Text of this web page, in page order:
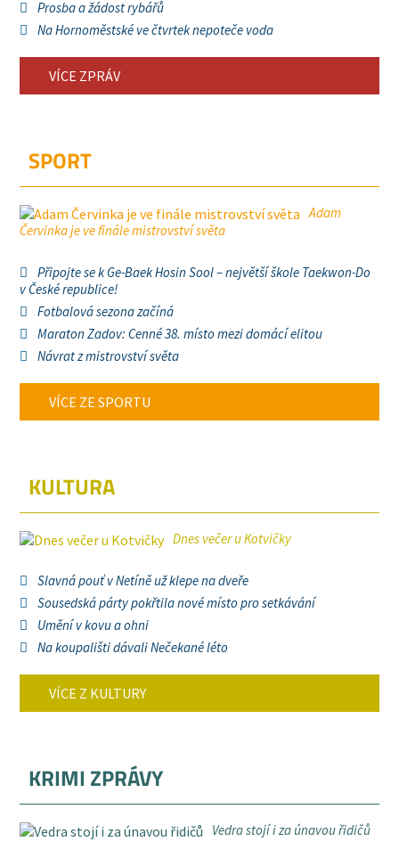
Prosba a žádost rybářů
Na Hornoměstské ve čtvrtek nepoteče voda
VÍCE ZPRÁV
SPORT
Adam
Červinka je ve finále mistrovství světa
Připojte se k Ge-Baek Hosin Sool – největší škole Taekwon-Do
v České republice!
Fotbalová sezona začíná
Maraton Zadov: Cenné 38. místo mezi domácí elitou
Návrat z mistrovství světa
VÍCE ZE SPORTU
KULTURA
Dnes večer u Kotvičky
Slavná pouť v Netíně už klepe na dveře
Sousedská párty pokřtila nové místo pro setkávání
Umění v kovu a ohni
Na koupališti dávali Nečekané léto
VÍCE Z KULTURY
KRIMI ZPRÁVY
Vedra stojí i za únavou řidičů